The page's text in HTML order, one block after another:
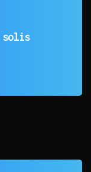
solis